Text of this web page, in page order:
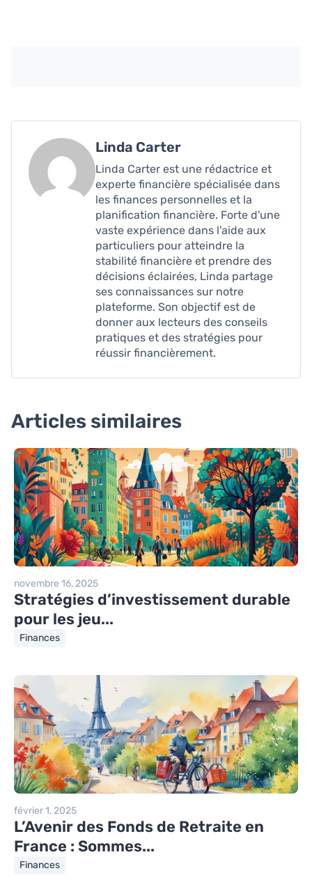
Linda Carter
Linda Carter est une rédactrice et
experte financière spécialisée dans
les finances personnelles et la
planification financière. Forte d'une
vaste expérience dans l'aide aux
particuliers pour atteindre la
stabilité financière et prendre des
décisions éclairées, Linda partage
ses connaissances sur notre
plateforme. Son objectif est de
donner aux lecteurs des conseils
pratiques et des stratégies pour
réussir financièrement.
Articles similaires
novembre 16, 2025
Stratégies d’investissement durable
pour les jeu...
Finances
février 1, 2025
L’Avenir des Fonds de Retraite en
France : Sommes...
Finances